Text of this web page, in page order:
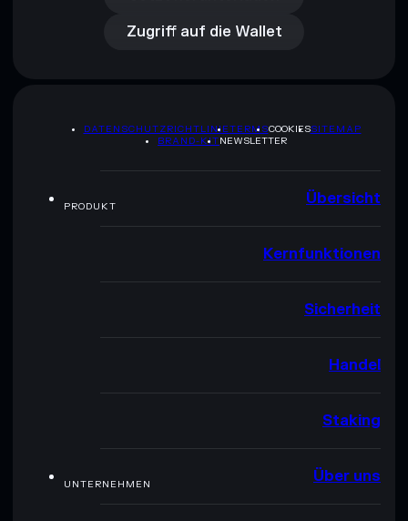
Zugriff auf die Wallet
DATENSCHUTZRICHTLINIETERMSCOOKIESSITEMAP
BRAND-KITNEWSLETTER
PRODUKT Übersicht
Kernfunktionen
Sicherheit
Handel
Staking
UNTERNEHMEN Über uns